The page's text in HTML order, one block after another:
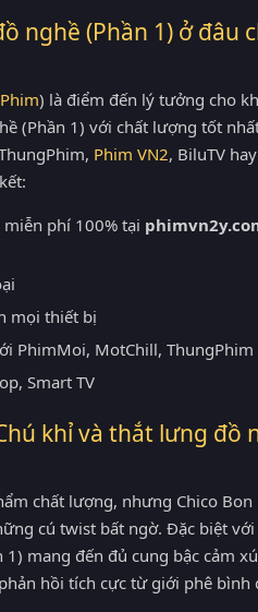
nghề (Phần 1) ở đâu
) là điểm đến lý tưởng cho
(Phần 1) với chất lượng tốt
Phim VN2, BiluTV
phí 100% tại
mọi thiết bị
PhimMoi, MotChill, ThungPhim
Smart TV
khỉ và thắt lưng đồ
chất lượng, nhưng Chico Bon
cú twist bất ngờ. Đặc biệt với
mang đến đủ cung bậc cảm
hồi tích cực từ giới phê bình